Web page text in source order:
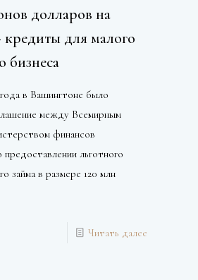
долларов на
кредиты для малого
бизнеса
года в Вашингтоне было
между Всемирным
финансов
льготного
займа в размере 120 млн
Читать далее